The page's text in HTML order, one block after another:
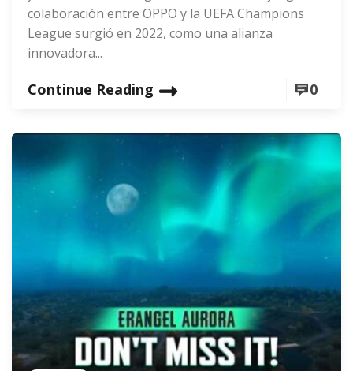
colaboración entre OPPO y la UEFA Champions
League surgió en 2022, como una alianza
innovadora...
Continue Reading 0